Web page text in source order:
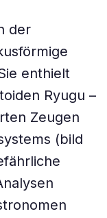
der
enthielt
Ryugu –
Zeugen
(bild